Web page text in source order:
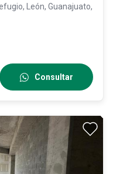
León, Guanajuato,
Consultar